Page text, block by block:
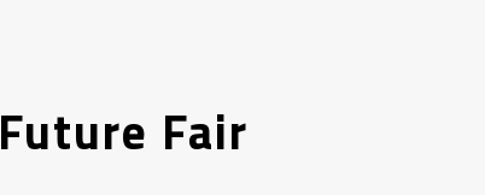
Future Fair